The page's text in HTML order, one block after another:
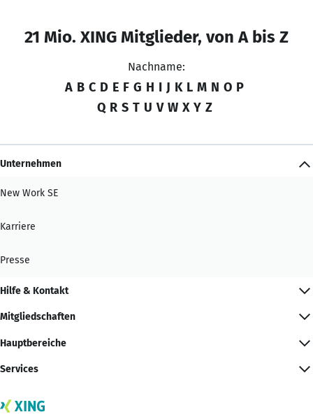
21 Mio. XING Mitglieder, von A bis Z
Nachname:
A B C D E F G H I J K L M N O P
Q R S T U V W X Y Z
Unternehmen
New Work SE
Karriere
Presse
Hilfe & Kontakt
Mitgliedschaften
Hauptbereiche
Services